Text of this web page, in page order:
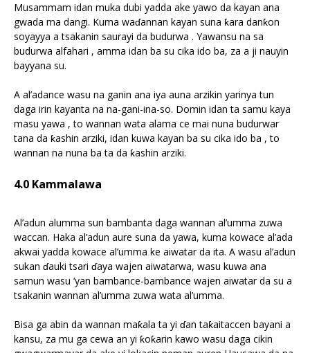
Musammam idan muka dubi yadda ake yawo da kayan ana
gwada ma dangi. Kuma waɗannan kayan suna ƙara danƙon
soyayya a tsakanin saurayi da budurwa . Yawansu na sa
budurwa alfahari , amma idan ba su cika ido ba, za a ji nauyin
bayyana su.
A al’adance wasu na ganin ana iya auna arzikin yarinya tun
daga irin kayanta na na-gani-ina-so. Domin idan ta samu kaya
masu yawa , to wannan wata alama ce mai nuna budurwar
tana da ƙashin arziki, idan kuwa kayan ba su cika ido ba , to
wannan na nuna ba ta da ƙashin arziki.
4.0 Kammalawa
Al’adun alumma sun bambanta daga wannan al’umma zuwa
waccan. Haka al’adun aure suna da yawa, kuma kowace al’ada
akwai yadda kowace al’umma ke aiwatar da ita. A wasu al’adun
sukan ɗauki tsari ɗaya wajen aiwatarwa, wasu kuwa ana
samun wasu ‘yan bambance-bambance wajen aiwatar da su a
tsakanin wannan al’umma zuwa wata al’umma.
Bisa ga abin da wannan maƙala ta yi ɗan taƙaitaccen bayani a
kansu, za mu ga cewa an yi ƙoƙarin kawo wasu daga cikin